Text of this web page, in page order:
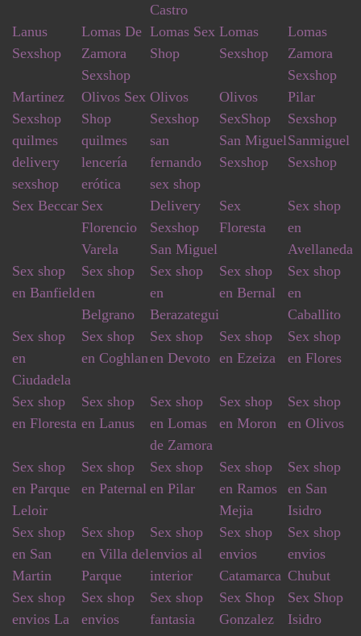
Castro
Lanus
Sexshop
Lomas De
Zamora
Sexshop
Lomas Sex
Shop
Lomas
Sexshop
Lomas
Zamora
Sexshop
Martinez
Sexshop
Olivos Sex
Shop
Olivos
Sexshop
Olivos
SexShop
Pilar
Sexshop
quilmes
delivery
sexshop
quilmes
lencería
erótica
san
fernando
sex shop
San Miguel
Sexshop
Sanmiguel
Sexshop
Sex Beccar Sex
Florencio
Varela
Delivery
Sexshop
San Miguel
Sex
Floresta
Sex shop
en
Avellaneda
Sex shop
en Banfield
Sex shop
en
Belgrano
Sex shop
en
Berazategui
Sex shop
en Bernal
Sex shop
en
Caballito
Sex shop
en
Ciudadela
Sex shop
en Coghlan
Sex shop
en Devoto
Sex shop
en Ezeiza
Sex shop
en Flores
Sex shop
en Floresta
Sex shop
en Lanus
Sex shop
en Lomas
de Zamora
Sex shop
en Moron
Sex shop
en Olivos
Sex shop
en Parque
Leloir
Sex shop
en Paternal
Sex shop
en Pilar
Sex shop
en Ramos
Mejia
Sex shop
en San
Isidro
Sex shop
en San
Martin
Sex shop
en Villa del
Parque
Sex shop
envios al
interior
Sex shop
envios
Catamarca
Sex shop
envios
Chubut
Sex shop
envios La
Sex shop
envios
Sex shop
fantasia
Sex Shop
Gonzalez
Sex Shop
Isidro